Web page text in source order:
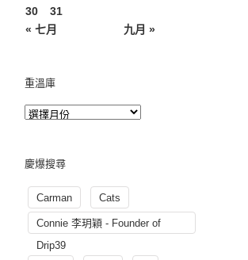
« 七月 九月 »
30
31
重溫庫
慶爆搜尋
Carman Cats
Connie 李玥穎 - Founder of
Drip39